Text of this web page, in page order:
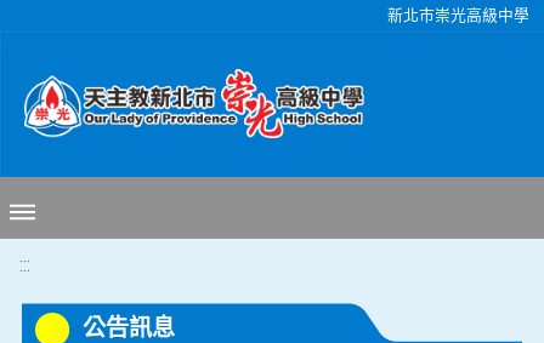
新北市崇光高級中學
:::
公告訊息